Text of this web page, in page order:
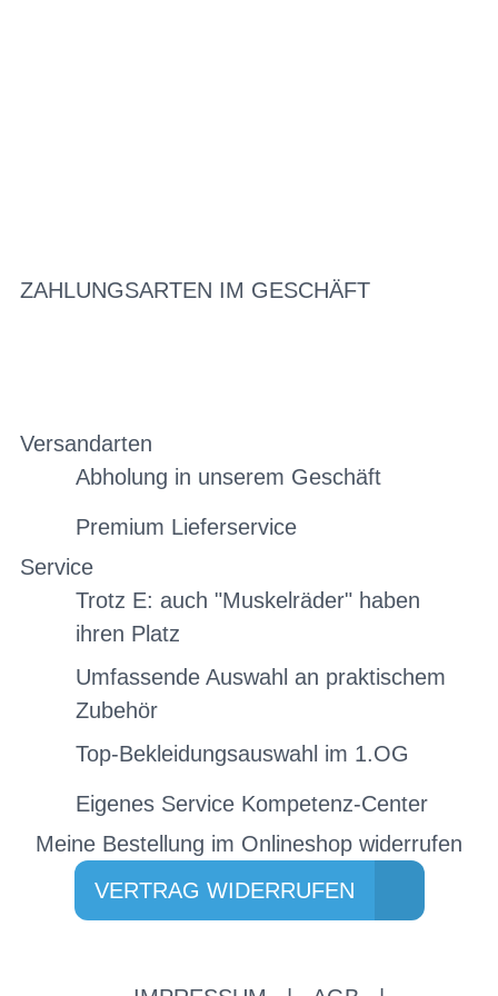
ZAHLUNGSARTEN IM GESCHÄFT
Versandarten
Abholung in unserem Geschäft
Premium Lieferservice
Service
Trotz E: auch "Muskelräder" haben
ihren Platz
Umfassende Auswahl an praktischem
Zubehör
Top-Bekleidungsauswahl im 1.OG
Eigenes Service Kompetenz-Center
Meine Bestellung im Onlineshop widerrufen
VERTRAG WIDERRUFEN